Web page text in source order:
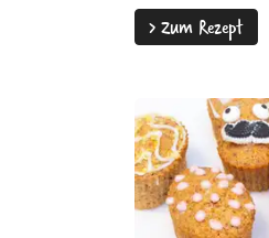
>Zum Rezept